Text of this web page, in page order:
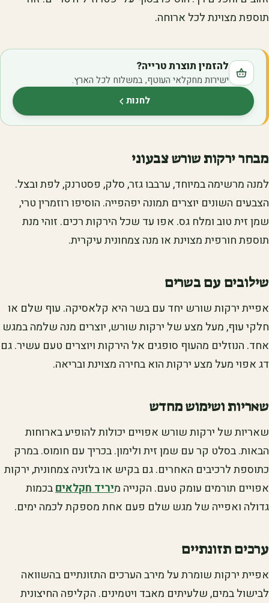
תוספת מצוינת לכל ארוחה.
להזמין תוצרת טרייה?
ישירות מחקלאי העוטף, במשלוח לכל הארץ.
לחנות(נפתח בלשונית חדשה)
מבחר ירקות שורש צבעוני
למנה מרשימה במיוחד, ערבבו גזר, סלק, פסטרנק, לפת ובצל.
הצבעים השונים יוצרים תמונה יפהפייה. הוסיפו רוזמרין טרי,
שמן זית טוב ומלח גס. אפו עד שכל הירקות רכים. זוהי מנת
תוספת חורפית מצוינת או מנה צמחונית עיקרית.
שילובים עם בשרים
אפיית ירקות שורש יחד עם בשר היא קלאסיקה. עוף שלם או
חלקי עוף, מעל מצע של ירקות שורש, יוצרים מנה שלמה במגש
אחד. הנוזלים מהעוף סופגים אל הירקות ויוצרים טעם עשיר. גם
דג אפוי מעל מצע ירקות הוא בחירה מצוינת ובריאה.
שאריות ושימוש מחדש
שאריות של ירקות שורש אפויים יכולות להופיע בארוחות
הבאות. בסלט קר עם שמן זית ולימון. בכריך עם חומוס. במרק
כתוספת לרכיבים האחרים. גם בקיש או בלזניה צמחונית, ירקות
אפויים תורמים עומק טעם. הקנייה מיריד חקלאיםבכמות
גדולה ואפייה של מגש שלם פעם אחת מספקת לכמה ימים.
ערכים תזונתיים
אפיית ירקות שומרת על מירב הערכים התזונתיים בהשוואה
לבישול במים, שלעיתים מאבד ויטמינים. הקליפה החיצונית